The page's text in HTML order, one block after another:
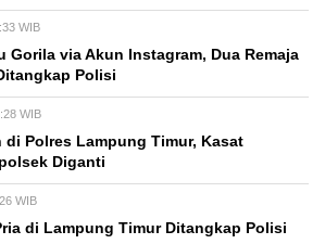
WIB
Gorila via Akun Instagram, Dua Remaja
Polisi
WIB
Polres Lampung Timur, Kasat
Diganti
WIB
di Lampung Timur Ditangkap Polisi